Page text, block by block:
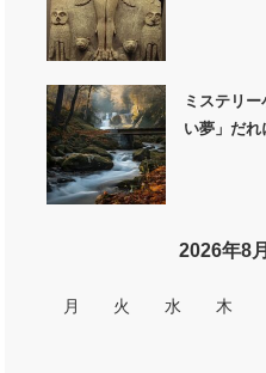
ミステリ
い夢」だ
2026年8月
月 火 水 木